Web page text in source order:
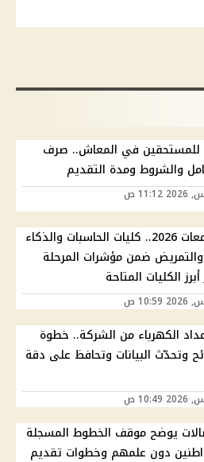
للمستحقين في المعاش.. صرف
والشروط ومدة التقديم
تنسيق الجامعات 2026.. كليات الحاسبات والذكاء
ضمن مؤشرات المرحلة
الكليات المتاحة
الكهرباء من الشركة.. خطوة
وتحدّث البيانات وتحافظ على دقة
يوضح موقف الخطوط المسجلة
دون علمهم وخطوات تقديم